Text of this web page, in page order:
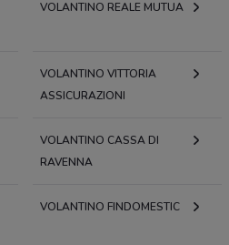
VOLANTINO REALE MUTUA
VOLANTINO VITTORIA
ASSICURAZIONI
VOLANTINO CASSA DI
RAVENNA
VOLANTINO FINDOMESTIC